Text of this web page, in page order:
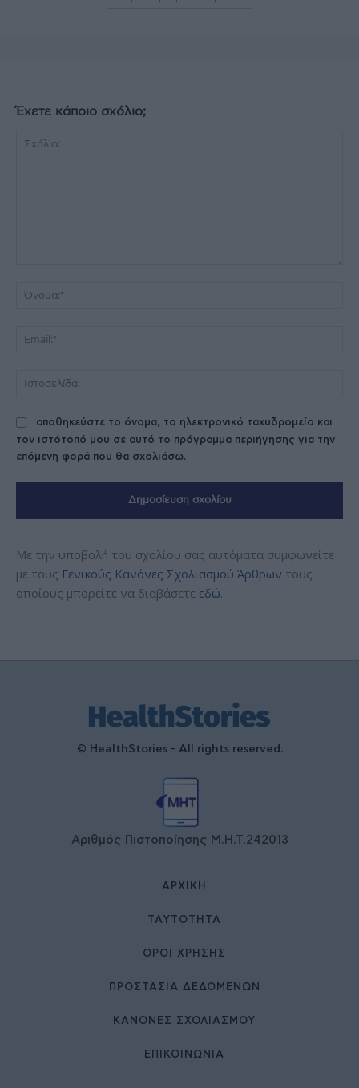
Έχετε κάποιο σχόλιο;
αποθηκεύστε το όνομα, το ηλεκτρονικό ταχυδρομείο και
τον ιστότοπό μου σε αυτό το πρόγραμμα περιήγησης για την
επόμενη φορά που θα σχολιάσω.
Με την υποβολή του σχολίου σας αυτόματα συμφωνείτε
με τους Γενικούς Κανόνες Σχολιασμού Άρθρων τους
οποίους μπορείτε να διαβάσετε εδώ.
© HealthStories - All rights reserved.
Αριθμός Πιστοποίησης Μ.Η.Τ.242013
ΑΡΧΙΚΉ
ΤΑΥΤΌΤΗΤΑ
ΌΡΟΙ ΧΡΉΣΗΣ
ΠΡΟΣΤΑΣΙΑ ΔΕΔΟΜΕΝΩΝ
ΚΑΝΟΝΕΣ ΣΧΟΛΙΑΣΜΟΥ
ΕΠΙΚΟΙΝΩΝΊΑ